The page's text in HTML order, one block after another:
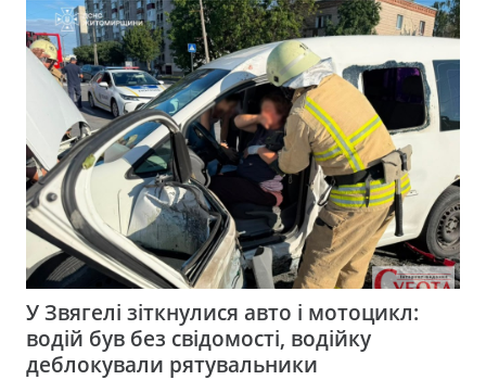
У Звягелі зіткнулися авто і мотоцикл:
водій був без свідомості, водійку
деблокували рятувальники